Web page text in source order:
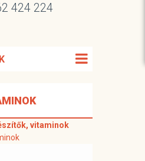
424 224
vitaminok